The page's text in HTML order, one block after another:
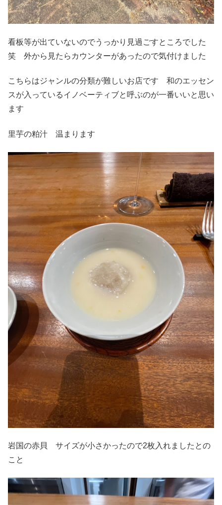
看板等が出ていないのでうっかり見過ごすところでした
笑 外から見たらカウンターがあったので気付けました
こちらはジャンルの分類が難しいお店です 和のエッセン
スが入っているイノベーティブと呼ぶのが一番いいと思い
ます
里芋の粕汁 温まります
岩国の赤貝 サイズが小さかったので2枚入れましたとの
こと